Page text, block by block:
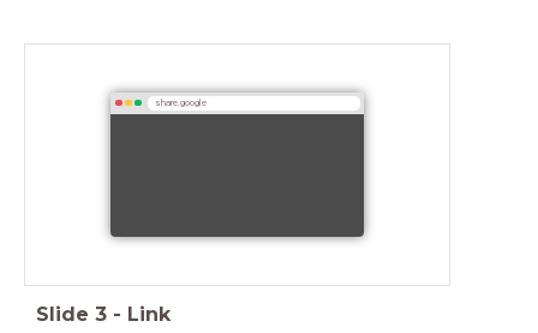
share.google
Slide 3 - Link